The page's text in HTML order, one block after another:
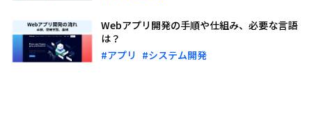
Webアプリ開発の手順や仕組み、必要な言語
は？
#アプリ #システム開発